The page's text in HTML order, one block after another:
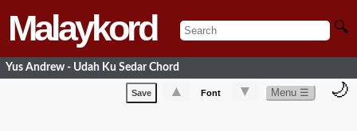
Malaykord 🔍
Yus Andrew - Udah Ku Sedar Chord
Save ▲ Font ▼ Menu ☰ 🌙